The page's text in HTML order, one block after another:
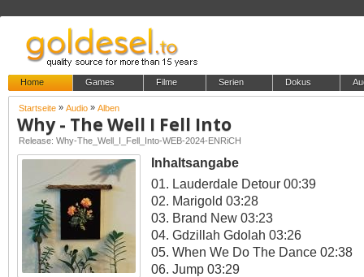
Home Games Filme Serien Dokus
Startseite » Audio » Alben
Why - The Well I Fell Into
Release: Why-The_Well_I_Fell_Into-WEB-2024-ENRiCH
Inhaltsangabe
01. Lauderdale Detour 00:39
02. Marigold 03:28
03. Brand New 03:23
04. Gdzillah Gdolah 03:26
05. When We Do The Dance 02:38
06. Jump 03:29